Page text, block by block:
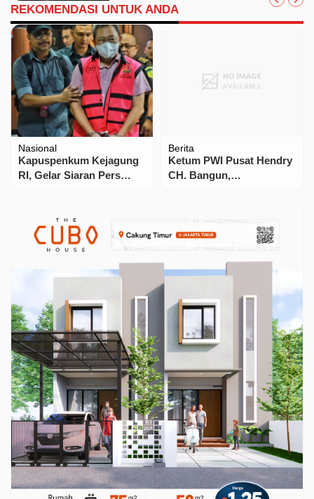
REKOMENDASI UNTUK ANDA
Nasional
Kapuspenkum Kejagung
RI, Gelar Siaran Pers
Perkara Komoditas
Timah!
Berita
Ketum PWI Pusat Hendry
CH. Bangun,